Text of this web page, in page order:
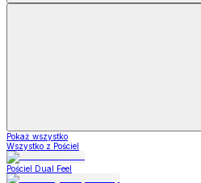
Pokaż wszystko
Wszystko z Pościel
Pościel Dual Feel